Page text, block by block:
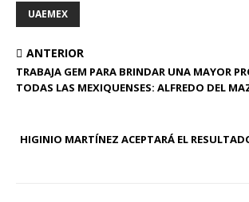
UAEMEX
ANTERIOR
TRABAJA GEM PARA BRINDAR UNA MAYOR
TODAS LAS MEXIQUENSES: ALFREDO DEL
HIGINIO MARTÍNEZ ACEPTARÁ EL